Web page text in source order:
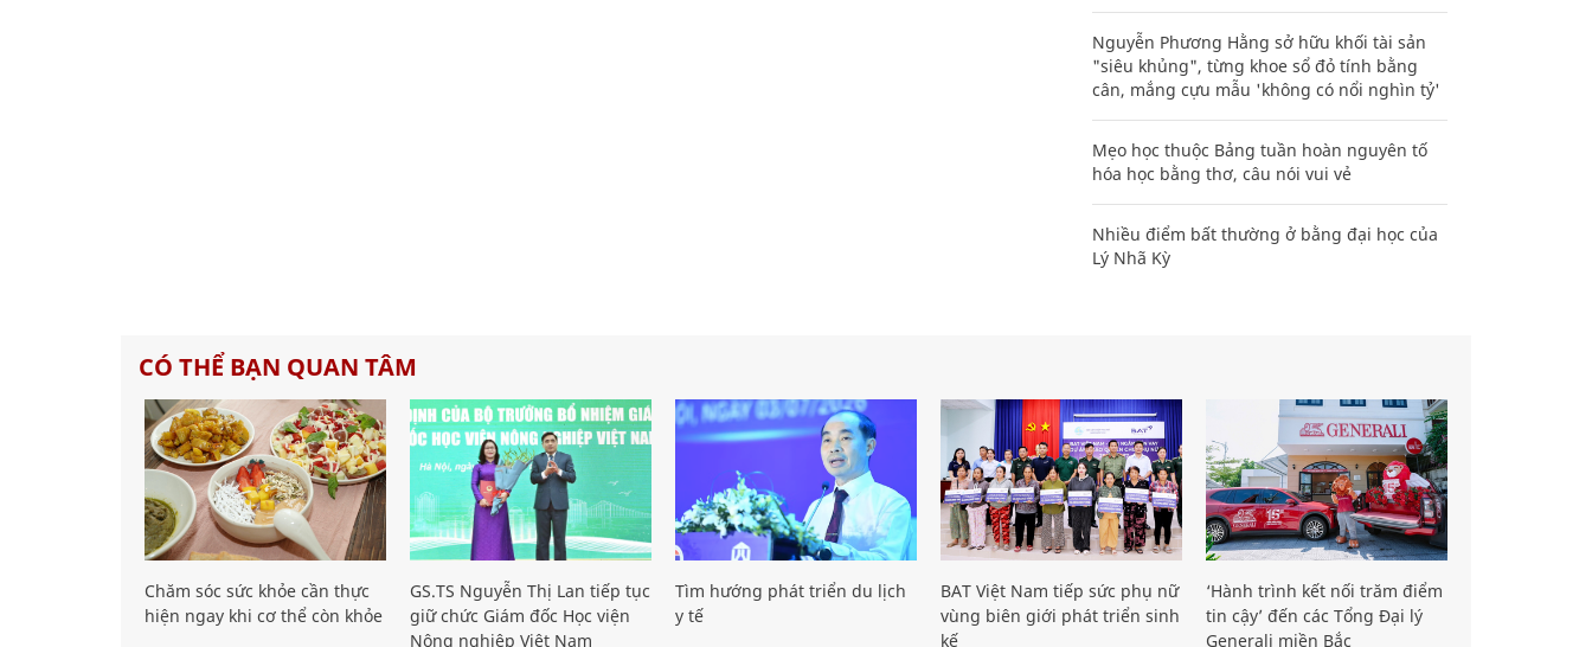
Nguyễn Phương Hằng sở hữu khối tài sản
"siêu khủng", từng khoe sổ đỏ tính bằng
cân, mắng cựu mẫu 'không có nổi nghìn tỷ'
Mẹo học thuộc Bảng tuần hoàn nguyên tố
hóa học bằng thơ, câu nói vui vẻ
Nhiều điểm bất thường ở bằng đại học của
Lý Nhã Kỳ
CÓ THỂ BẠN QUAN TÂM
Chăm sóc sức khỏe cần thực
hiện ngay khi cơ thể còn khỏe
GS.TS Nguyễn Thị Lan tiếp tục
giữ chức Giám đốc Học viện
Nông nghiệp Việt Nam
Tìm hướng phát triển du lịch
y tế
BAT Việt Nam tiếp sức phụ nữ
vùng biên giới phát triển sinh
kế
‘Hành trình kết nối trăm điểm
tin cậy’ đến các Tổng Đại lý
Generali miền Bắc